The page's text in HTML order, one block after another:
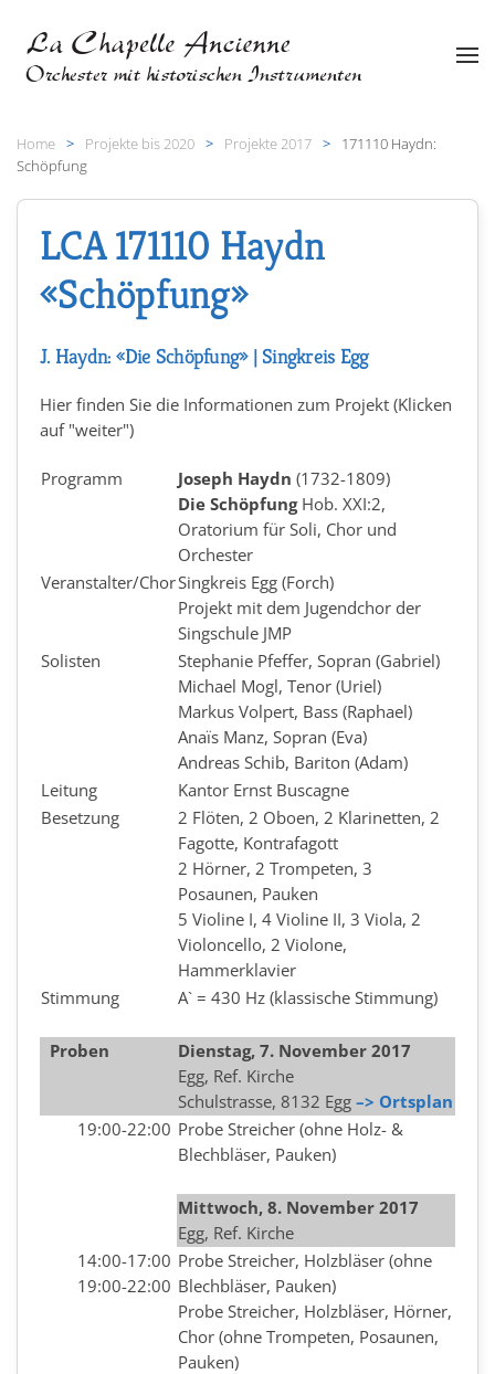
Zum Hauptinhalt springen
Home Projekte bis 2020 Projekte 2017
171110 Haydn:
Schöpfung
LCA 171110 Haydn
«Schöpfung»
J. Haydn: «Die Schöpfung» | Singkreis Egg
Hier finden Sie die Informationen zum Projekt (Klicken
auf "weiter")
Programm Joseph Haydn (1732-1809)
Die Schöpfung Hob. XXI:2,
Oratorium für Soli, Chor und
Orchester
Veranstalter/ChorSingkreis Egg (Forch)
Projekt mit dem Jugendchor der
Singschule JMP
Solisten
Stephanie Pfeffer, Sopran (Gabriel)
Michael Mogl, Tenor (Uriel)
Markus Volpert, Bass (Raphael)
Anaïs Manz, Sopran (Eva)
Andreas Schib, Bariton (Adam)
Leitung
Kantor Ernst Buscagne
Besetzung
2 Flöten, 2 Oboen, 2 Klarinetten, 2
Fagotte, Kontrafagott
2 Hörner, 2 Trompeten, 3
Posaunen, Pauken
5 Violine I, 4 Violine II, 3 Viola, 2
Violoncello, 2 Violone,
Hammerklavier
Stimmung
A` = 430 Hz (klassische Stimmung)
Proben Dienstag, 7. November 2017
Egg, Ref. Kirche
Schulstrasse, 8132 Egg –> Ortsplan
19:00-22:00 Probe Streicher (ohne Holz- &
Blechbläser, Pauken)
Mittwoch, 8. November 2017
Egg, Ref. Kirche
14:00-17:00
19:00-22:00
Probe Streicher, Holzbläser (ohne
Blechbläser, Pauken)
Probe Streicher, Holzbläser, Hörner,
Chor (ohne Trompeten, Posaunen,
Pauken)